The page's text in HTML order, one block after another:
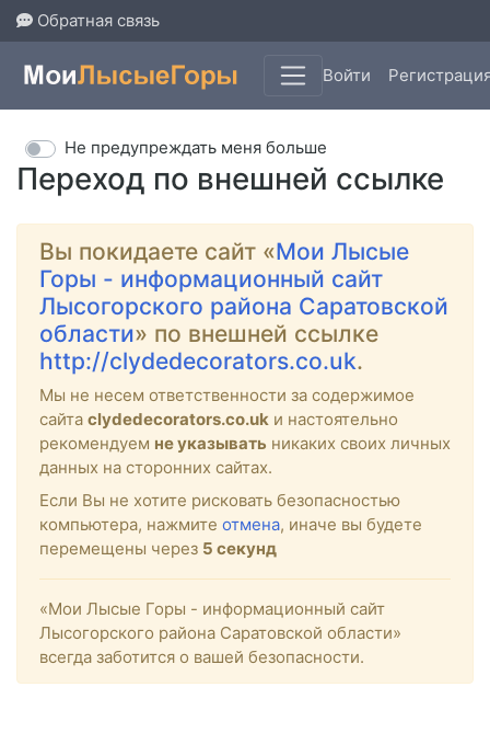
Обратная связь
Войти
Переход по внешней ссылке
Не предупреждать меня больше
Вы покидаете сайт «Мои Лысые
Горы - информационный сайт
Лысогорского района Саратовской
области» по внешней ссылке
http://clydedecorators.co.uk.
Мы не несем ответственности за содержимое
сайта clydedecorators.co.uk и настоятельно
рекомендуем не указывать никаких своих личных
данных на сторонних сайтах.
Если Вы не хотите рисковать безопасностью
компьютера, нажмите отмена, иначе вы будете
перемещены через 5 секунд
«Мои Лысые Горы - информационный сайт
Лысогорского района Саратовской области»
всегда заботится о вашей безопасности.